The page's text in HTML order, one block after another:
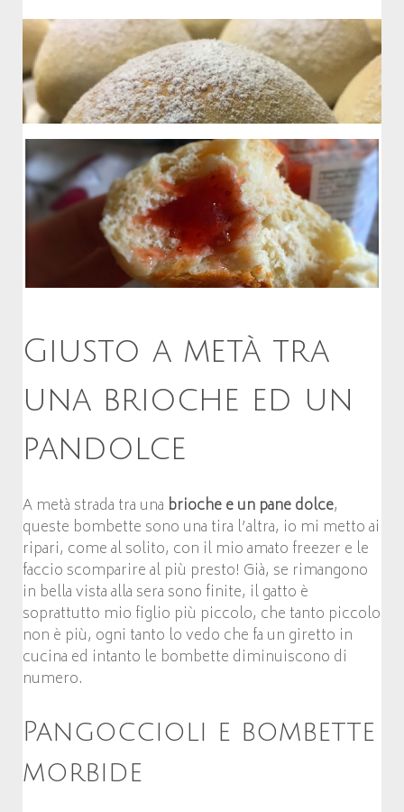
Giusto a metà tra
una brioche ed un
pandolce
A metà strada tra una brioche e un pane dolce,
queste bombette sono una tira l’altra, io mi metto ai
ripari, come al solito, con il mio amato freezer e le
faccio scomparire al più presto! Già, se rimangono
in bella vista alla sera sono finite, il gatto è
soprattutto mio figlio più piccolo, che tanto piccolo
non è più, ogni tanto lo vedo che fa un giretto in
cucina ed intanto le bombette diminuiscono di
numero.
Pangoccioli e bombette
morbide